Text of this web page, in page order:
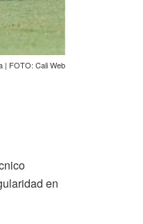
| FOTO: Cali Web
en